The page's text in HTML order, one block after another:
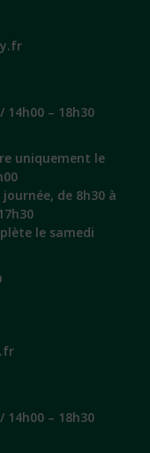
14h00 – 18h30
uniquement le
de 8h30 à
le samedi
14h00 – 18h30